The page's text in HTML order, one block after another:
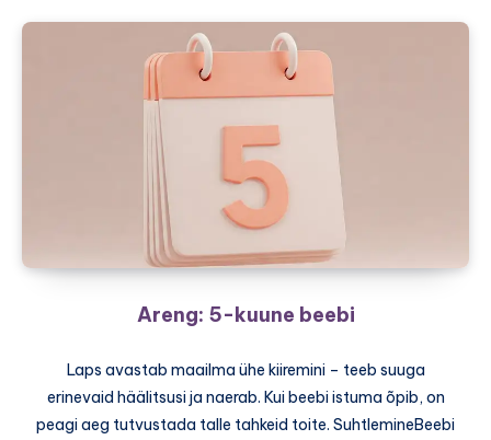
Areng: 5-kuune beebi
Laps avastab maailma ühe kiiremini – teeb suuga
erinevaid häälitsusi ja naerab. Kui beebi istuma õpib, on
peagi aeg tutvustada talle tahkeid toite. SuhtlemineBeebi